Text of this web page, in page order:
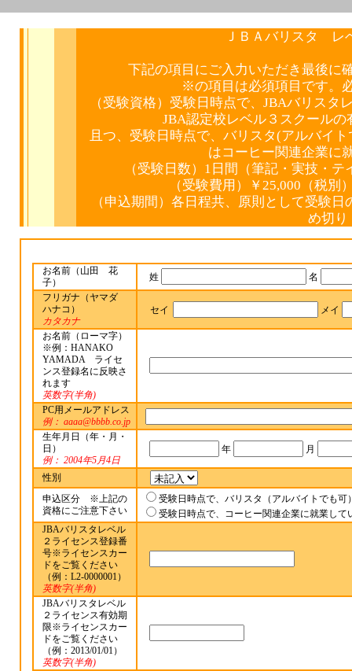
ＪＢＡバリスタ レ
下記の項目にご入力いただき最後に
※の項目は必須項目です。
（受験資格）受験日時点で、JBAバリスタ
JBA認定校レベル３スクール
且つ、受験日時点で、バリスタ(アルバイ
はコーヒー関連企業に
（受験日数）1日間（筆記・実技・
（受験費用）￥25,000（税別
（申込期間）各日程共、原則として受験
め切り
お名前（山田 花
子）
姓
名
フリガナ（ヤマダ
ハナコ）
カタカナ
セイ メイ
お名前（ローマ字）
※例：HANAKO
YAMADA ライセ
ンス登録名に反映さ
れます
英数字(半角)
PC用メールアドレス
例： aaaa@bbbb.co.jp
生年月日（年・月・
日）
例： 2004年5月4日
年 月
性別
申込区分 ※上記の
資格にご注意下さい
受験日時点で、バリスタ（アルバイトでも可
受験日時点で、コーヒー関連企業に就業して
JBAバリスタレベル
２ライセンス登録番
号※ライセンスカー
ドをご覧ください
（例：L2-0000001）
英数字(半角)
JBAバリスタレベル
２ライセンス有効期
限※ライセンスカー
ドをご覧ください
（例：2013/01/01）
英数字(半角)